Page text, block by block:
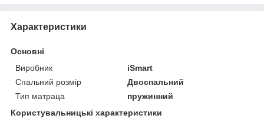
Характеристики
Основні
Виробник
iSmart
Спальний розмір
Двоспальний
Тип матраца
пружинний
Користувальницькі характеристики